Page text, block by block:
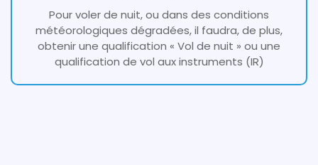
Pour voler de nuit, ou dans des conditions
météorologiques dégradées, il faudra, de plus,
obtenir une qualification « Vol de nuit » ou une
qualification de vol aux instruments (IR)